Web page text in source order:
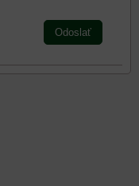
Odoslať